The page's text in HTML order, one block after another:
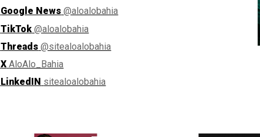
Google News @aloalobahia
TikTok @aloalobahia
Threads @sitealoalobahia
X AloAlo_Bahia
LinkedIN sitealoalobahia